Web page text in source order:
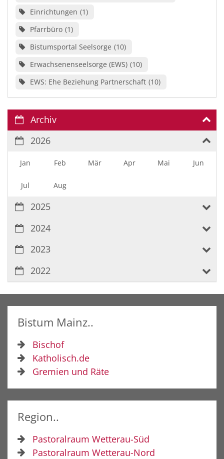
Einrichtungen 1
Pfarrbüro 1
Bistumsportal Seelsorge 10
Erwachsenenseelsorge (EWS) 10
EWS: Ehe Beziehung Partnerschaft 10
Archiv
2026
Jan Feb Mär Apr Mai Jun
Jul Aug
2025
2024
2023
2022
Bistum Mainz..
Bischof
Katholisch.de
Gremien und Räte
Region..
Pastoralraum Wetterau-Süd
Pastoralraum Wetterau-Nord